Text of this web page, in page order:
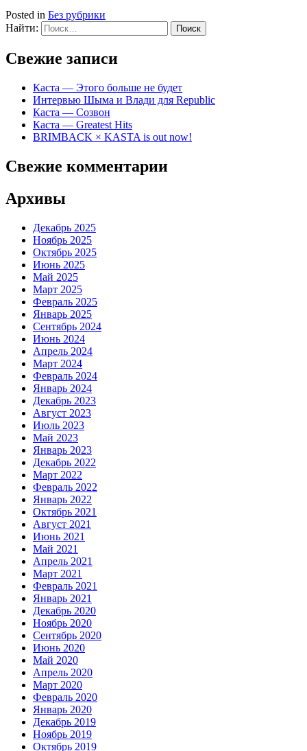
Posted in Без рубрики
Найти:
Свежие записи
Каста — Этого больше не будет
Интервью Шыма и Влади для Republic
Каста — Созвон
Каста — Greatest Hits
BRIMBACK × KASTA is out now!
Свежие комментарии
Архивы
Декабрь 2025
Ноябрь 2025
Октябрь 2025
Июнь 2025
Май 2025
Март 2025
Февраль 2025
Январь 2025
Сентябрь 2024
Июнь 2024
Апрель 2024
Март 2024
Февраль 2024
Январь 2024
Декабрь 2023
Август 2023
Июль 2023
Май 2023
Январь 2023
Декабрь 2022
Март 2022
Февраль 2022
Январь 2022
Октябрь 2021
Август 2021
Июнь 2021
Май 2021
Апрель 2021
Март 2021
Февраль 2021
Январь 2021
Декабрь 2020
Ноябрь 2020
Сентябрь 2020
Июнь 2020
Май 2020
Апрель 2020
Март 2020
Февраль 2020
Январь 2020
Декабрь 2019
Ноябрь 2019
Октябрь 2019